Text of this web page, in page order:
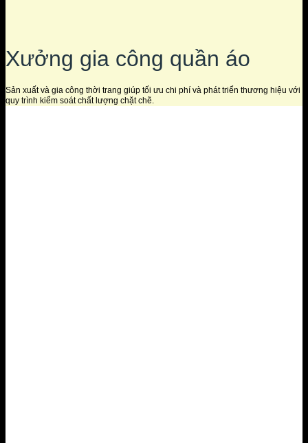
Xưởng gia công quần áo
Sản xuất và gia công thời trang giúp tối ưu chi phí và phát triển thương hiệu với
quy trình kiểm soát chất lượng chặt chẽ.